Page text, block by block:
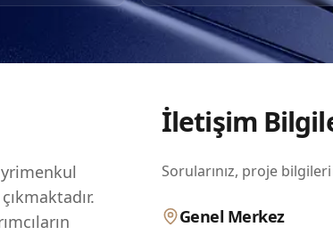
yatırımcılar için birincil gayrimenkul
haline getiriyor. GROVY, portföyünü
yeniden tanımlamaya kararlıdır ve bu da onu
İletişim
Sorularınız, proje
Genel Merkez